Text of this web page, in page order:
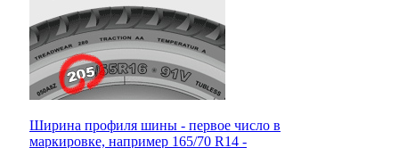
Ширина профиля шины - первое число в
маркировке, например 165/70 R14 -